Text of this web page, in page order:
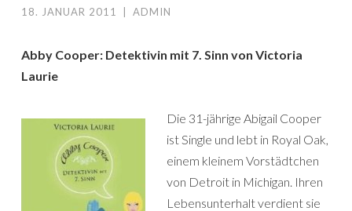
18. JANUAR 2011 ADMIN
Abby Cooper: Detektivin mit 7. Sinn von Victoria
Laurie
Die 31-jährige Abigail Cooper
ist Single und lebt in Royal Oak,
einem kleinem Vorstädtchen
von Detroit in Michigan. Ihren
Lebensunterhalt verdient sie